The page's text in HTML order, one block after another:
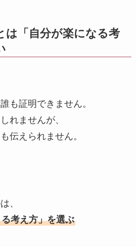
は「自分が楽になる考
も証明できません。
れませんが、
伝えられません。
、
考え方」を選ぶ